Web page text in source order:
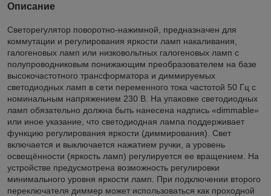
Описание
Светорегулятор поворотно-нажимной, предназначен для
коммутации и регулирования яркости ламп накаливания,
галогеновых ламп или низковольтных галогеновых ламп с
полупроводниковым понижающим преобразователем на базе
высокочастотного трансформатора и диммируемых
светодиодных ламп в сети переменного тока частотой 50 Гц с
номинальным напряжением 230 В. На упаковке светодиодных
ламп обязательно должна быть нанесена надпись «dimmable»
или иное указание, что светодиодная лампа поддерживает
функцию регулирования яркости (диммирования). Свет
включается и выключается нажатием ручки, а уровень
освещённости (яркость ламп) регулируется ее вращением. На
устройстве предусмотрена возможность регулировки
минимального уровня яркости ламп. При подключении второго
переключателя диммер может использоваться как проходной